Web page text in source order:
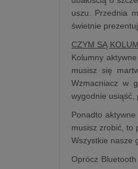
uszu. Przednia
świetnie
CZYM SĄ
Kolumny
musisz się
Wzmacniacz w
wygodnie usiąść,
Ponadto
musisz zrobić, to
Wszystkie nasze
Oprócz